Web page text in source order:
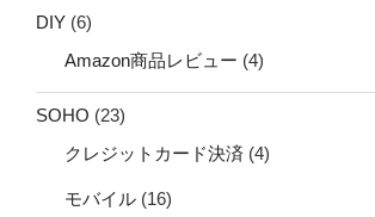
DIY (6)
Amazon商品レビュー (4)
SOHO (23)
クレジットカード決済 (4)
モバイル (16)